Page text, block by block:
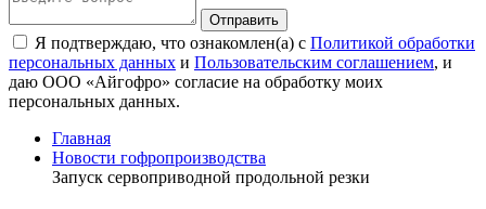
Я подтверждаю, что ознакомлен(а) с Политикой обработки
персональных данных и Пользовательским соглашением, и
даю ООО «Айгофро» согласие на обработку моих
персональных данных.
Главная
Новости гофропроизводства
Запуск сервоприводной продольной резки